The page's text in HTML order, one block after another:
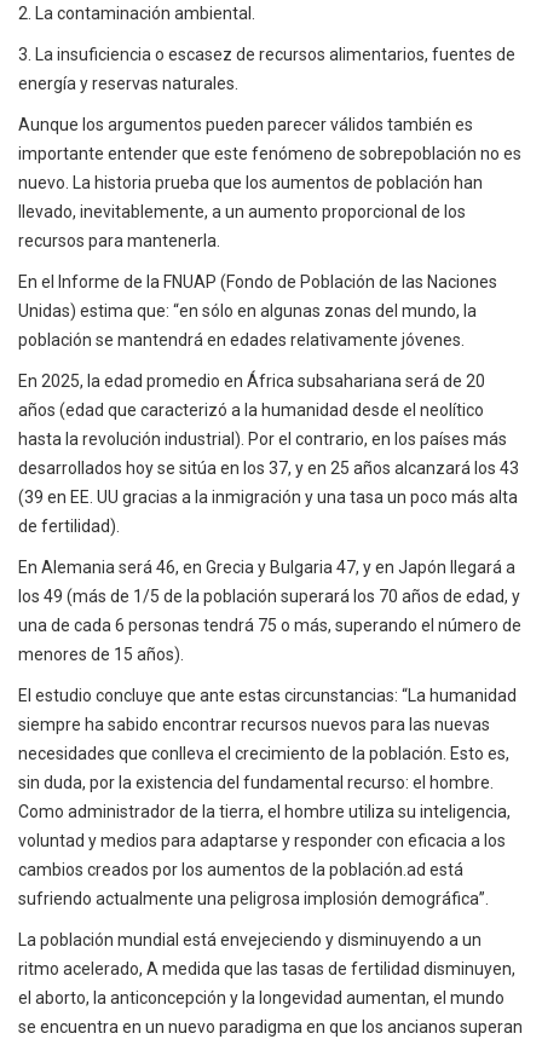
2. La contaminación ambiental.
3. La insuficiencia o escasez de recursos alimentarios, fuentes de
energía y reservas naturales.
Aunque los argumentos pueden parecer válidos también es
importante entender que este fenómeno de sobrepoblación no es
nuevo. La historia prueba que los aumentos de población han
llevado, inevitablemente, a un aumento proporcional de los
recursos para mantenerla.
En el Informe de la FNUAP (Fondo de Población de las Naciones
Unidas) estima que: “en sólo en algunas zonas del mundo, la
población se mantendrá en edades relativamente jóvenes.
En 2025, la edad promedio en África subsahariana será de 20
años (edad que caracterizó a la humanidad desde el neolítico
hasta la revolución industrial). Por el contrario, en los países más
desarrollados hoy se sitúa en los 37, y en 25 años alcanzará los 43
(39 en EE. UU gracias a la inmigración y una tasa un poco más alta
de fertilidad).
En Alemania será 46, en Grecia y Bulgaria 47, y en Japón llegará a
los 49 (más de 1/5 de la población superará los 70 años de edad, y
una de cada 6 personas tendrá 75 o más, superando el número de
menores de 15 años).
El estudio concluye que ante estas circunstancias: “La humanidad
siempre ha sabido encontrar recursos nuevos para las nuevas
necesidades que conlleva el crecimiento de la población. Esto es,
sin duda, por la existencia del fundamental recurso: el hombre.
Como administrador de la tierra, el hombre utiliza su inteligencia,
voluntad y medios para adaptarse y responder con eficacia a los
cambios creados por los aumentos de la población.ad está
sufriendo actualmente una peligrosa implosión demográfica”.
La población mundial está envejeciendo y disminuyendo a un
ritmo acelerado, A medida que las tasas de fertilidad disminuyen,
el aborto, la anticoncepción y la longevidad aumentan, el mundo
se encuentra en un nuevo paradigma en que los ancianos superan